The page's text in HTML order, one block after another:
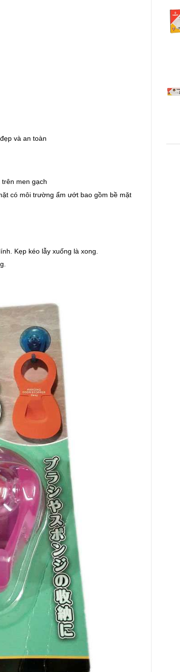
và an toàn
men gạch
có môi trường ẩm ướt bao gồm bề mặt
Kẹp kéo lẫy xuống là xong.